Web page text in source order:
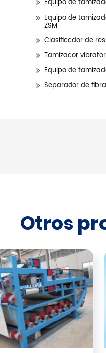
Equipo de
Equipo de
ZSM
Clasificador de
Tamizador
Equipo de
Separador de
Otros